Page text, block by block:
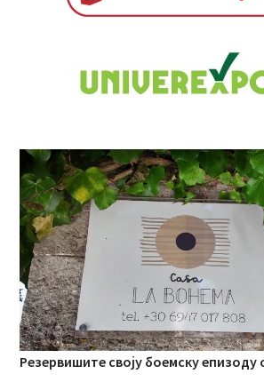
Резервишите своју боемску епизоду